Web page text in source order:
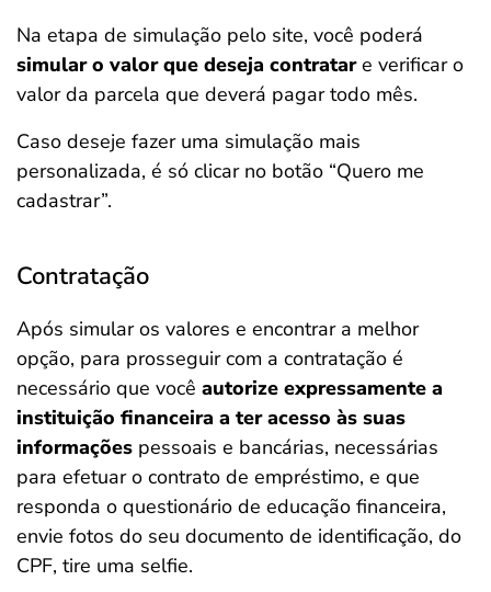
Na etapa de simulação pelo site, você poderá
simular o valor que deseja contratare verificar o
valor da parcela que deverá pagar todo mês.
Caso deseje fazer uma simulação mais
personalizada, é só clicar no botão “Quero me
cadastrar”.
Contratação
Após simular os valores e encontrar a melhor
opção, para prosseguir com a contratação é
necessário que você autorize expressamente a
instituição financeira a ter acesso às suas
informações pessoais e bancárias, necessárias
para efetuar o contrato de empréstimo, e que
responda o questionário de educação financeira,
envie fotos do seu documento de identificação, do
CPF, tire uma selfie.